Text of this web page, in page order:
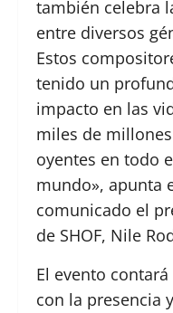
también celebra
entre diversos
Estos
tenido un
impacto en las
miles de
oyentes en todo
mundo», apunta
comunicado el
de SHOF, Nile
El evento
con la presencia y